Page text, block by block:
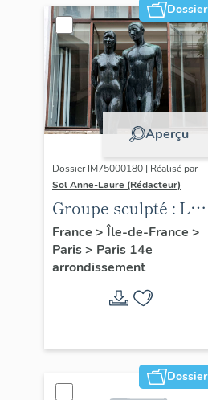
Dossier
Aperçu
Dossier IM75000180 | Réalisé par
Sol Anne-Laure (Rédacteur)
Groupe sculpté : Les
Adolescents
France > Île-de-France >
Paris> Paris 14e
arrondissement
Dossier